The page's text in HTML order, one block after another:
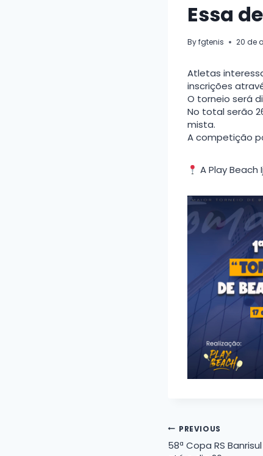
Essa
Byfgtenis 20 de
Atletas
inscrições
O torneio será
No total serão
mista.
A competição
A Play Beach
Navegação
PREVIOUS
58ª Copa RS